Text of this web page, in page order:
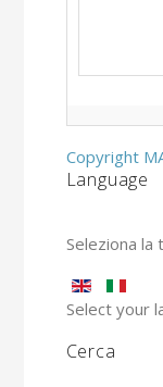
Copyright
Language
Seleziona la
Select your
Cerca